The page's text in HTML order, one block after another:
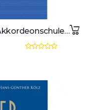
Hohner Verlag Neu Knopfgriff-Akkordeonschule B-Griff, Worthner, Rudolf